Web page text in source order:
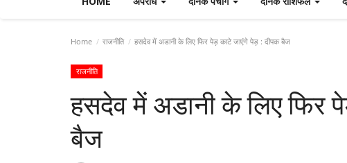
Home राजनीति हसदेव में अडानी के लिए फिर पेड़ काटे जाएंगे पेड़ : दीपक बैज
राजनीति
हसदेव में अडानी के लिए फिर
बैज